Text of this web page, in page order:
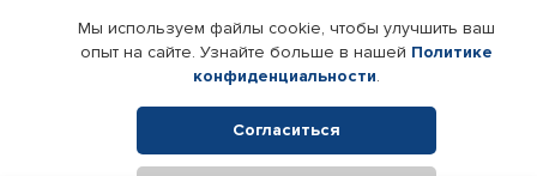
Партнерам
Корпоративным клиентам
Поставщикам
Реквизиты компании
Мы используем файлы cookie, чтобы улучшить ваш
опыт на сайте. Узнайте больше в нашей Политике
конфиденциальности.
Согласиться